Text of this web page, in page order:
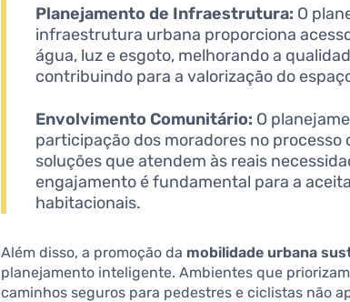
Planejamento de Infraestrutura: O
infraestrutura urbana proporciona
água, luz e esgoto, melhorando a
contribuindo para a valorização do
Envolvimento Comunitário: O
participação dos moradores no processo
soluções que atendem às reais
engajamento é fundamental para a
habitacionais.
Além disso, a promoção da mobilidade urbana
planejamento inteligente. Ambientes que
caminhos seguros para pedestres e ciclistas não